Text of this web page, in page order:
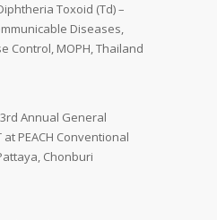
Toxoid (Td) –
Diseases,
Control, MOPH, Thailand
Annual General
PEACH Conventional
Chonburi